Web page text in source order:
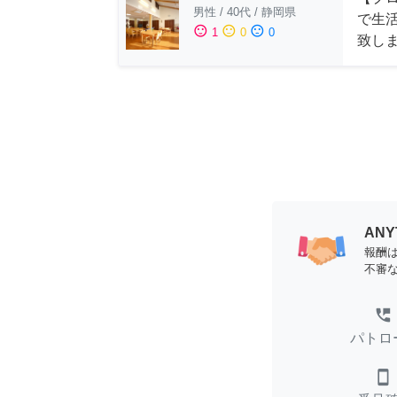
男性 / 40代 / 静岡県
sentiment_satisfied 1 sentiment_neutral 0 sentiment_dissatisfied 0
で生
致し
報酬
不審
perm_phone_msg
パトロ
smartphone